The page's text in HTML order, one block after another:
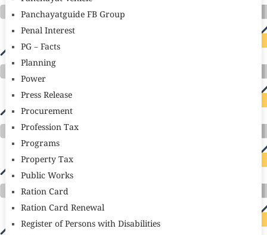
Panchayatguide FB Group
Penal Interest
PG – Facts
Planning
Power
Press Release
Procurement
Profession Tax
Programs
Property Tax
Public Works
Ration Card
Ration Card Renewal
Register of Persons with Disabilities